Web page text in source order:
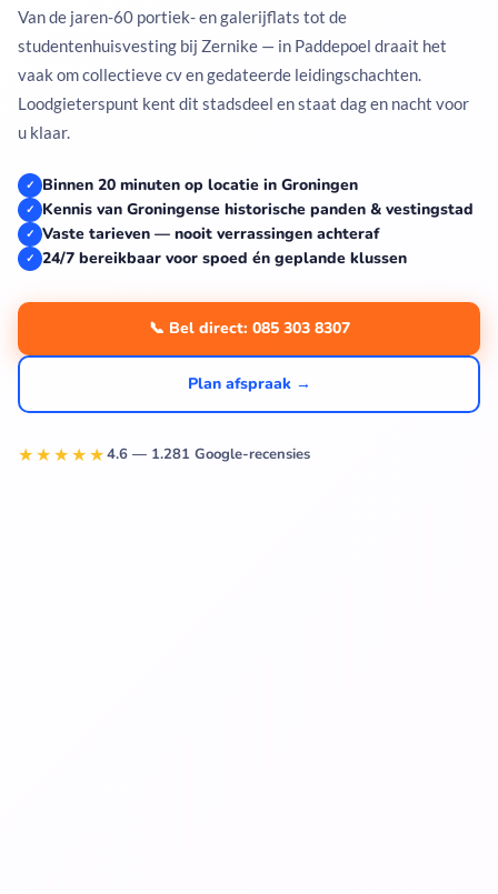
Van de jaren-60 portiek- en galerijflats tot de
studentenhuisvesting bij Zernike — in Paddepoel draait het
vaak om collectieve cv en gedateerde leidingschachten.
Loodgieterspunt kent dit stadsdeel en staat dag en nacht voor
u klaar.
✓ Binnen 20 minuten op locatie in Groningen
✓ Kennis van Groningense historische panden & vestingstad
✓ Vaste tarieven — nooit verrassingen achteraf
✓ 24/7 bereikbaar voor spoed én geplande klussen
📞 Bel direct: 085 303 8307
Plan afspraak →
★★★★★4.6 — 1.281 Google-recensies